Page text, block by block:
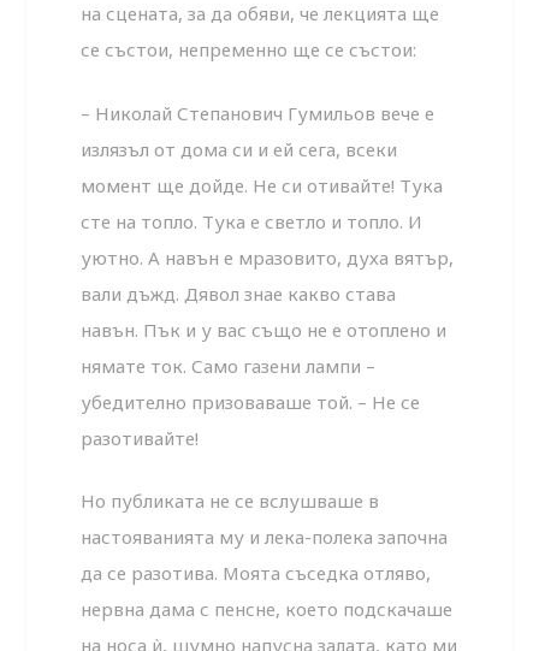
на сцената, за да обяви, че лекцията ще
се състои, непременно ще се състои:
– Николай Степанович Гумильов вече е
излязъл от дома си и ей сега, всеки
момент ще дойде. Не си отивайте! Тука
сте на топло. Тука е светло и топло. И
уютно. А навън е мразовито, духа вятър,
вали дъжд. Дявол знае какво става
навън. Пък и у вас също не е отоплено и
нямате ток. Само газени лампи –
убедително призоваваше той. – Не се
разотивайте!
Но публиката не се вслушваше в
настояванията му и лека-полека започна
да се разотива. Моята съседка отляво,
нервна дама с пенсне, което подскачаше
на носа ѝ, шумно напусна залата, като ми